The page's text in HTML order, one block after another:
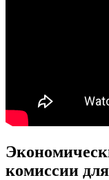
комиссии